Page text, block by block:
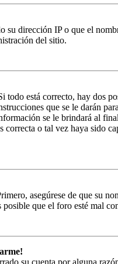
dirección IP o que el
del sitio.
todo está correcto, hay dos
que se le darán
se le brindará al
o tal vez haya sido
asegúrese de que su
que el foro esté mal
su cuenta por alguna